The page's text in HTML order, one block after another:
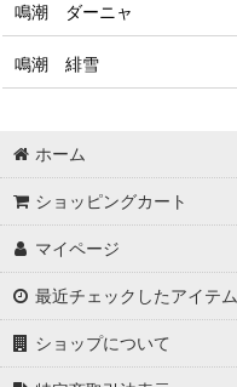
鳴潮 ダーニャ
鳴潮 緋雪
ホーム
ショッピングカート
マイページ
最近チェックしたアイテム
ショップについて